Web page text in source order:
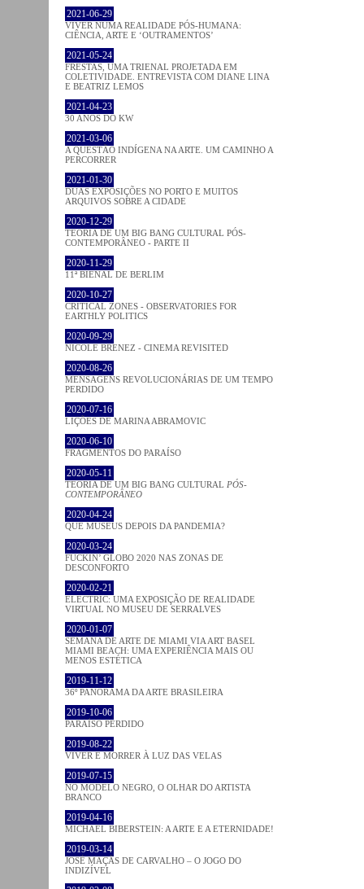
2021-06-29
VIVER NUMA REALIDADE PÓS-HUMANA:
CIÊNCIA, ARTE E ‘OUTRAMENTOS’
2021-05-24
FRESTAS, UMA TRIENAL PROJETADA EM
COLETIVIDADE. ENTREVISTA COM DIANE LINA
E BEATRIZ LEMOS
2021-04-23
30 ANOS DO KW
2021-03-06
A QUESTÃO INDÍGENA NA ARTE. UM CAMINHO A
PERCORRER
2021-01-30
DUAS EXPOSIÇÕES NO PORTO E MUITOS
ARQUIVOS SOBRE A CIDADE
2020-12-29
TEORIA DE UM BIG BANG CULTURAL PÓS-
CONTEMPORÂNEO - PARTE II
2020-11-29
11ª BIENAL DE BERLIM
2020-10-27
CRITICAL ZONES - OBSERVATORIES FOR
EARTHLY POLITICS
2020-09-29
NICOLE BRENEZ - CINEMA REVISITED
2020-08-26
MENSAGENS REVOLUCIONÁRIAS DE UM TEMPO
PERDIDO
2020-07-16
LIÇÕES DE MARINA ABRAMOVIC
2020-06-10
FRAGMENTOS DO PARAÍSO
2020-05-11
TEORIA DE UM BIG BANG CULTURAL PÓS-
CONTEMPORÂNEO
2020-04-24
QUE MUSEUS DEPOIS DA PANDEMIA?
2020-03-24
FUCKIN’ GLOBO 2020 NAS ZONAS DE
DESCONFORTO
2020-02-21
ELECTRIC: UMA EXPOSIÇÃO DE REALIDADE
VIRTUAL NO MUSEU DE SERRALVES
2020-01-07
SEMANA DE ARTE DE MIAMI VIA ART BASEL
MIAMI BEACH: UMA EXPERIÊNCIA MAIS OU
MENOS ESTÉTICA
2019-11-12
36º PANORAMA DA ARTE BRASILEIRA
2019-10-06
PARAÍSO PERDIDO
2019-08-22
VIVER E MORRER À LUZ DAS VELAS
2019-07-15
NO MODELO NEGRO, O OLHAR DO ARTISTA
BRANCO
2019-04-16
MICHAEL BIBERSTEIN: A ARTE E A ETERNIDADE!
2019-03-14
JOSÉ MAÇÃS DE CARVALHO – O JOGO DO
INDIZÍVEL